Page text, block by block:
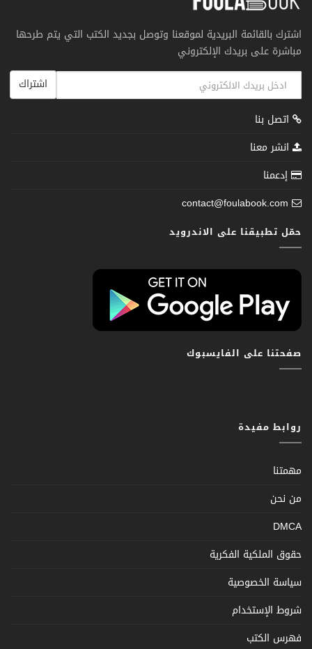
اشترك بالقائمة البريدية لموقعنا وتوصل بجديد الكتب التي يتم طرحها
مباشرة على بريدك الإلكتروني
اشتراك
اتصل بنا
انشر معنا
إدعمنا
contact@foulabook.com
حمّل تطبيقنا على الاندرويد
صفحتنا على الفايسبوك
روابط مفيدة
مهمتنا
من نحن
DMCA
حقوق الملكية الفكرية
سياسة الخصوصية
شروط الإستخدام
فهرس الكتب